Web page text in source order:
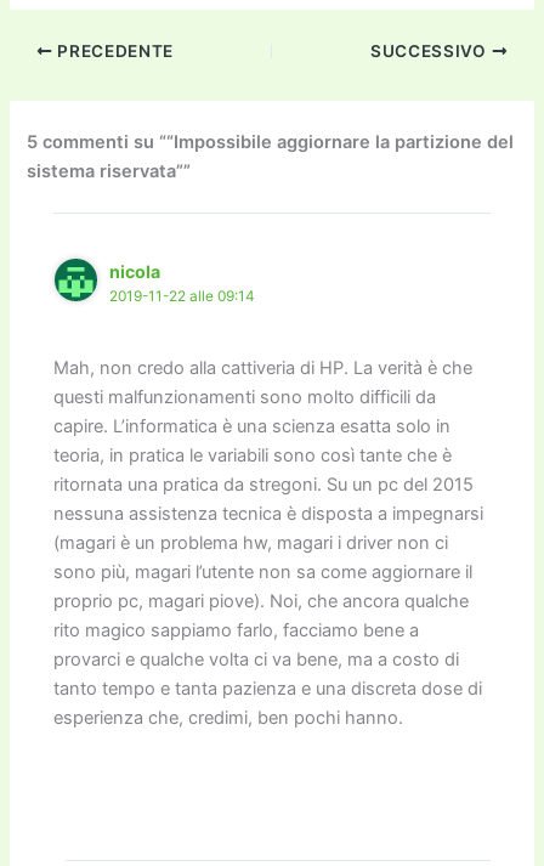
c
b
o
o
k
itt ai
d
o
a
m
p
y
Li
n
k
dI
n
n
vi
di
PRECEDENTE SUCCESSIVO
5 commenti su ““Impossibile aggiornare la partizione del
sistema riservata””
nicola
2019-11-22 alle 09:14
Mah, non credo alla cattiveria di HP. La verità è che
questi malfunzionamenti sono molto difficili da
capire. L’informatica è una scienza esatta solo in
teoria, in pratica le variabili sono così tante che è
ritornata una pratica da stregoni. Su un pc del 2015
nessuna assistenza tecnica è disposta a impegnarsi
(magari è un problema hw, magari i driver non ci
sono più, magari l’utente non sa come aggiornare il
proprio pc, magari piove). Noi, che ancora qualche
rito magico sappiamo farlo, facciamo bene a
provarci e qualche volta ci va bene, ma a costo di
tanto tempo e tanta pazienza e una discreta dose di
esperienza che, credimi, ben pochi hanno.